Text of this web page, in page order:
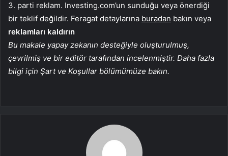
3. parti reklam. Investing.com’un sunduğu veya önerdiği
bir teklif değildir. Feragat detaylarına buradan bakın veya
reklamları kaldırın
Bu makale yapay zekanın desteğiyle oluşturulmuş,
çevrilmiş ve bir editör tarafından incelenmiştir. Daha fazla
bilgi için Şart ve Koşullar bölümümüze bakın.